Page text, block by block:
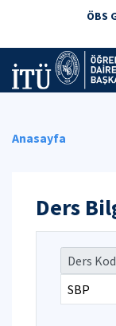
ÖBS
Anasayfa
Ders
Ders